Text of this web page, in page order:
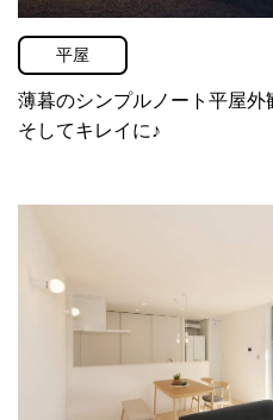
平屋
薄暮のシンプルノート平屋外
そしてキレイに♪